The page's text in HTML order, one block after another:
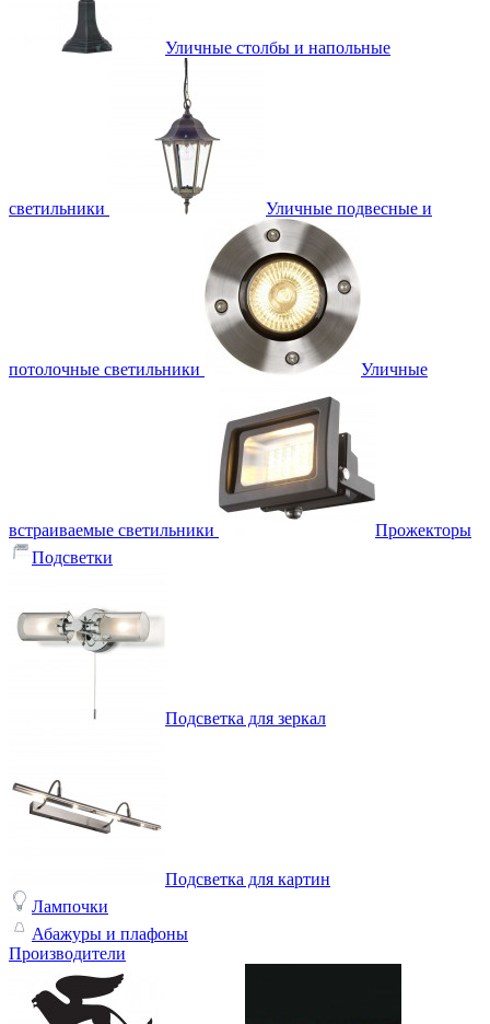
Уличные столбы и напольные
светильники Уличные подвесные и
потолочные светильники Уличные
встраиваемые светильники
Прожекторы
Подсветки
Подсветка для зеркал
Подсветка для картин
Лампочки
Абажуры и плафоны
Производители